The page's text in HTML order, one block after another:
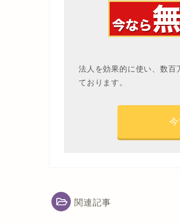
法人を効果的に使い、数百
ております。
関連記事